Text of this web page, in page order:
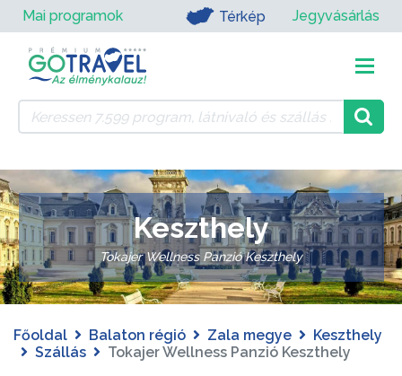
Mai programok Térkép Jegyvásárlás
Keszthely
Tokajer Wellness Panzió Keszthely
Főoldal Balaton régió Zala megye
Keszthely
Szállás
Tokajer Wellness Panzió Keszthely